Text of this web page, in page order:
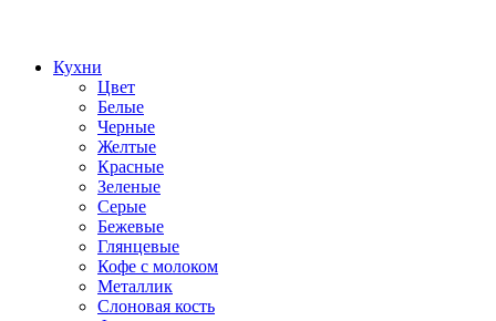
Кухни
Цвет
Белые
Черные
Желтые
Красные
Зеленые
Серые
Бежевые
Глянцевые
Кофе с молоком
Металлик
Слоновая кость